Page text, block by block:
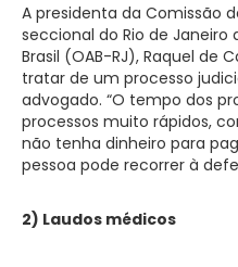
A presidenta da Comissão
seccional do Rio de Janeiro
Brasil (OAB-RJ), Raquel de
tratar de um processo
advogado. “O tempo dos
processos muito rápidos,
não tenha dinheiro para
pessoa pode recorrer à
2) Laudos médicos